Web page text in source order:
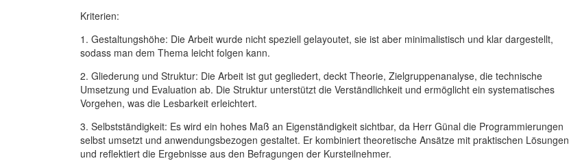
Kriterien:
1. Gestaltungshöhe: Die Arbeit wurde nicht speziell gelayoutet, sie ist aber minimalistisch und klar dargestellt,
sodass man dem Thema leicht folgen kann.
2. Gliederung und Struktur: Die Arbeit ist gut gegliedert, deckt Theorie, Zielgruppenanalyse, die technische
Umsetzung und Evaluation ab. Die Struktur unterstützt die Verständlichkeit und ermöglicht ein systematisches
Vorgehen, was die Lesbarkeit erleichtert.
3. Selbstständigkeit: Es wird ein hohes Maß an Eigenständigkeit sichtbar, da Herr Günal die Programmierungen
selbst umsetzt und anwendungsbezogen gestaltet. Er kombiniert theoretische Ansätze mit praktischen Lösungen
und reflektiert die Ergebnisse aus den Befragungen der Kursteilnehmer.